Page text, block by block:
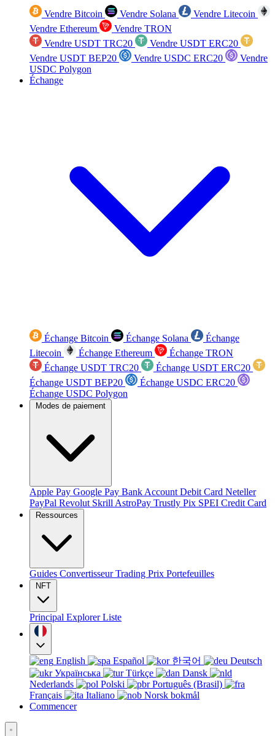
Vendre Bitcoin Vendre Solana
Vendre Litecoin
Vendre Ethereum
Vendre TRON
Vendre USDT TRC20
Vendre USDT ERC20
Vendre USDT BEP20
Vendre USDC ERC20
Vendre
USDC Polygon
Échange
Échange Bitcoin Échange Solana
Échange
Litecoin
Échange Ethereum
Échange TRON
Échange USDT TRC20
Échange USDT ERC20
Échange USDT BEP20
Échange USDC ERC20
Échange USDC Polygon
Modes de paiement
Apple Pay Google Pay Bank Account Debit Card Neteller
PayPal Revolut Skrill AstroPay Trustly Pix SPEI Credit Card
Ressources
Guides ConvertisseurTrading Prix Portefeuilles
NFT
Principal ExplorerListe
English Español 한국어
Deutsch
Українська
Türkçe
Dansk
Nederlands
Polski
Português (Brasil)
Français
Italiano
Norsk bokmål
Commencer